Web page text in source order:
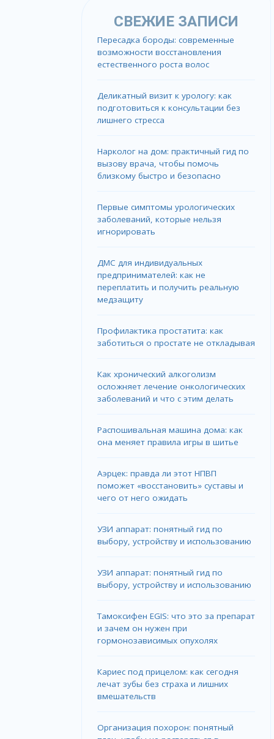
СВЕЖИЕ ЗАПИСИ
Пересадка бороды: современные
возможности восстановления
естественного роста волос
Деликатный визит к урологу: как
подготовиться к консультации без
лишнего стресса
Нарколог на дом: практичный гид по
вызову врача, чтобы помочь
близкому быстро и безопасно
Первые симптомы урологических
заболеваний, которые нельзя
игнорировать
ДМС для индивидуальных
предпринимателей: как не
переплатить и получить реальную
медзащиту
Профилактика простатита: как
заботиться о простате не откладывая
Как хронический алкоголизм
осложняет лечение онкологических
заболеваний и что с этим делать
Распошивальная машина дома: как
она меняет правила игры в шитье
Аэрцек: правда ли этот НПВП
поможет «восстановить» суставы и
чего от него ожидать
УЗИ аппарат: понятный гид по
выбору, устройству и использованию
УЗИ аппарат: понятный гид по
выбору, устройству и использованию
Тамоксифен EGIS: что это за препарат
и зачем он нужен при
гормонозависимых опухолях
Кариес под прицелом: как сегодня
лечат зубы без страха и лишних
вмешательств
Организация похорон: понятный